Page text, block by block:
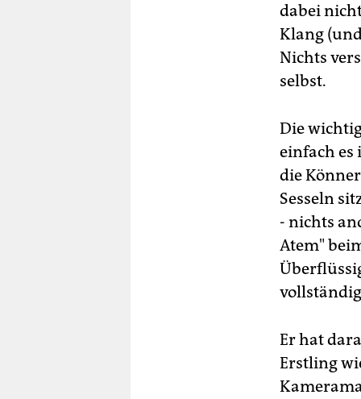
dabei
Klang
Nichts
selbst.
Die
einfach es
die
Sesseln
- nichts
Atem"
Er hat
Erstling